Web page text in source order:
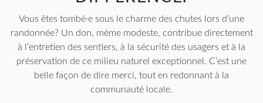
Vous êtes tombé·e sous le charme des chutes lors d’une
randonnée? Un don, même modeste, contribue directement
à l’entretien des sentiers, à la sécurité des usagers et à la
préservation de ce milieu naturel exceptionnel. C’est une
belle façon de dire merci, tout en redonnant à la
communauté locale.